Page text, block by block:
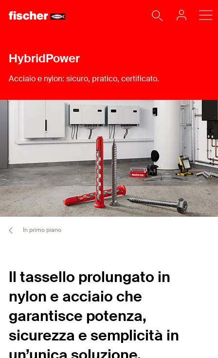
HybridPower
Acciaio e nylon: sicuro, pratico, certificato.
In primo piano
Il tassello prolungato in
nylon e acciaio che
garantisce potenza,
sicurezza e semplicità in